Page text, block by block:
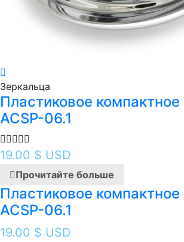
Зеркальца
Пластиковое компактное
ACSP-06.1
19.00 $ USD
Прочитайте больше
Пластиковое компактное
ACSP-06.1
19.00 $ USD